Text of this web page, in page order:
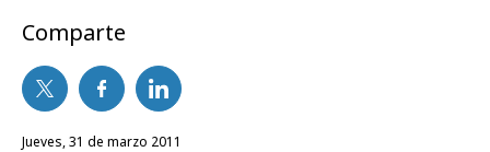
Comparte
jueves, 31 de marzo 2011